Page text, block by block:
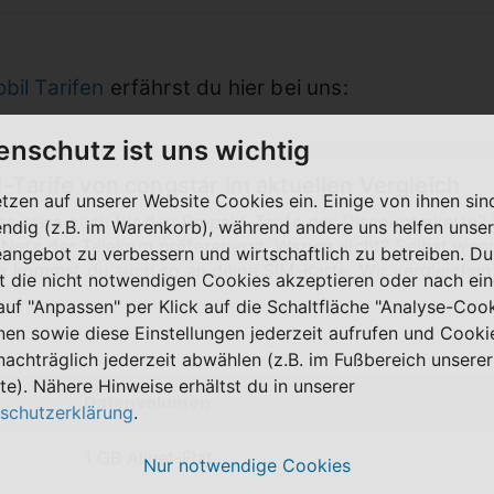
Tarifen erfährst du hier bei uns:
von congstar im aktuellen Vergleich
etwa auch für den Prepaid-Tarife der Discounterkette?
der Telekom präfererierst: Warum nicht? Selbst
kommst du auch so an deine SIM-Karte. Wir
Datenvolumen
1 GB Allnet-Flat
ist uns wichtig
auf unserer Website Cookies ein. Einige von ihnen
(z.B. im Warenkorb), während andere uns helfen unser
zu verbessern und wirtschaftlich zu betreiben. Du
die nicht notwendigen Cookies akzeptieren oder nach
"Anpassen" per Klick auf die Schaltfläche "Analyse-
sowie diese Einstellungen jederzeit aufrufen und
jederzeit abwählen (z.B. im Fußbereich unserer
Nähere Hinweise erhältst du in unserer
.
Nur notwendige Cookies